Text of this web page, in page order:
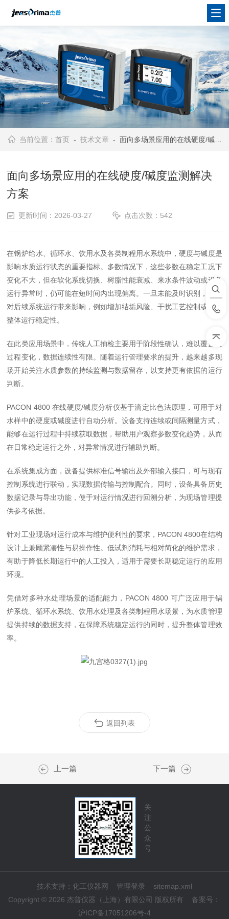
当前位置：首页 -技术文章 - 面向多场景应用的在线硬度/碱度监测解决方案
面向多场景应用的在线硬度/碱度监测解决
方案
更新时间：2026-03-27 点击次数：542
在锅炉给水、循环水、饮用水及各类制程用水系统中，硬度与碱度是
影响水质运行状态的重要指标。多数情况下，这些参数在稳定工况下
变化不大，但在软化系统切换、树脂性能衰减、来水条件波动或设备
运行异常时，仍可能在短时间内出现偏离。一旦未能及时识别，可能
对后续系统运行带来影响，例如增加结垢风险、干扰工艺控制或影响
整体运行稳定性。
在此类应用场景中，传统人工抽检主要用于阶段性确认，难以覆盖全
过程变化，数据连续性有限。随着运行管理要求的提升，越来越多现
场开始关注水质参数的持续监测与数据留存，以支持更有依据的运行
判断。
PACON 4800 在线硬度/碱度分析仪基于滴定比色法原理，可用于对
水样中的硬度或碱度进行自动分析。设备支持连续或间隔测量方式，
能够在运行过程中持续获取数据，帮助用户观察参数变化趋势，从而
在日常稳定运行之外，对异常情况进行辅助判断。
在系统集成方面，设备提供标准信号输出及外部输入接口，可与现有
控制系统进行联动，实现数据传输与控制配合。同时，设备具备历史
数据记录与导出功能，便于对运行情况进行回溯分析，为现场管理提
供参考依据。
针对工业现场对运行成本与维护便利性的要求，PACON 4800在结构
设计上兼顾紧凑性与易操作性。低试剂消耗与相对简化的维护需求，
有助于降低长期运行中的人工投入，适用于需要长期稳定运行的应用
环境。
凭借对多种水处理场景的适配能力，PACON 4800 可广泛应用于锅
炉系统、循环水系统、饮用水处理及各类制程用水场景，为水质管理
提供持续的数据支持，在保障系统稳定运行的同时，提升整体管理效
率。
返回列表
上一篇 下一篇
关
注
公
众
号
技术支持： 化工仪器网 管理登录
sitemap.xml
Copyright © 2026 杰普仪器（上海）有限公司 版权所有 备案号：
沪ICP备17051206号-4